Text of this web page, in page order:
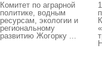
Комитет по аграрной
политике, водным
ресурсам, экологии и
региональному
развитию Жогорку ...